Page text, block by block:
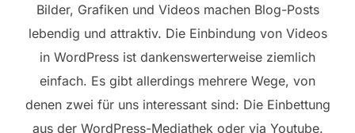
Bilder, Grafiken und Videos machen Blog-Posts
lebendig und attraktiv. Die Einbindung von Videos
in WordPress ist dankenswerterweise ziemlich
einfach. Es gibt allerdings mehrere Wege, von
denen zwei für uns interessant sind: Die Einbettung
aus der WordPress-Mediathek oder via Youtube.